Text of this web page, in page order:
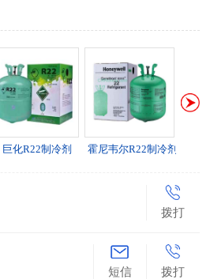
巨化R22制冷剂 霍尼韦尔R22制冷剂
拨打
短信 拨打